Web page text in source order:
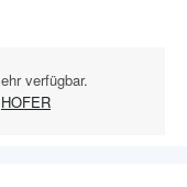
verfügbar.
HOFER